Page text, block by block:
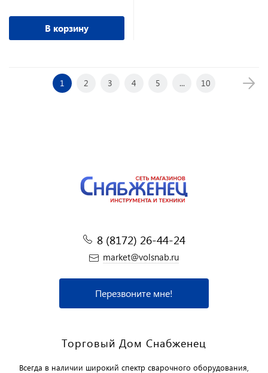
В корзину
1 2 3 4 5 ... 10
8 (8172) 26-44-24
market@volsnab.ru
Перезвоните мне!
Торговый Дом Снабженец
Всегда в наличии широкий спектр сварочного оборудования,